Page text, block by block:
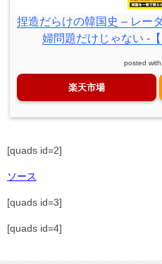
捏造だらけの韓国史 – レー
婦問題だけじゃない -
posted with
楽天市場
[quads id=2]
ソース
[quads id=3]
[quads id=4]